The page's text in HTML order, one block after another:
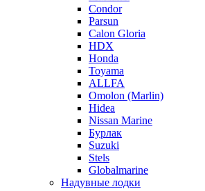
Condor
Parsun
Calon Gloria
HDX
Honda
Toyama
ALLFA
Omolon (Marlin)
Hidea
Nissan Marine
Бурлак
Suzuki
Stels
Globalmarine
Надувные лодки